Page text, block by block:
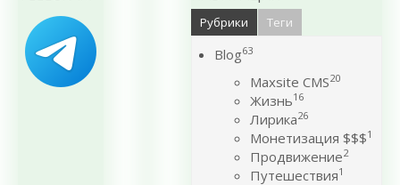
Рубрики Теги
Blog63
Maxsite CMS20
Жизнь16
Лирика26
Монетизация $$$1
Продвижение2
Путешествия1